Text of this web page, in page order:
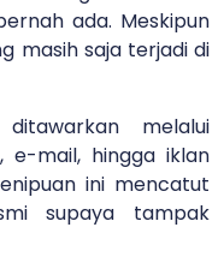
ada. Meskipun
masih saja terjadi di
melalui
e-mail, hingga iklan
ini mencatut
supaya tampak